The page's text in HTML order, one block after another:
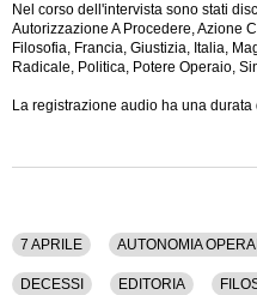
Nel corso dell'intervista sono stati
Autorizzazione A Procedere, Azione
Filosofia, Francia, Giustizia, Italia,
Radicale, Politica, Potere Operaio,
La registrazione audio ha una durata
7 APRILE AUTONOMIA
DECESSI EDITORIA